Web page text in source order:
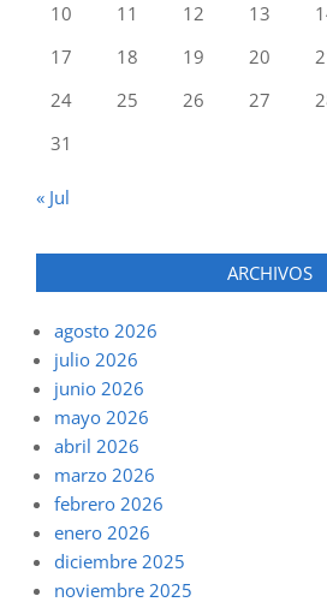
10
11 12 13
17
18 19 20
24
25 26 27
31
« Jul
ARCHIVOS
agosto 2026
julio 2026
junio 2026
mayo 2026
abril 2026
marzo 2026
febrero 2026
enero 2026
diciembre 2025
noviembre 2025